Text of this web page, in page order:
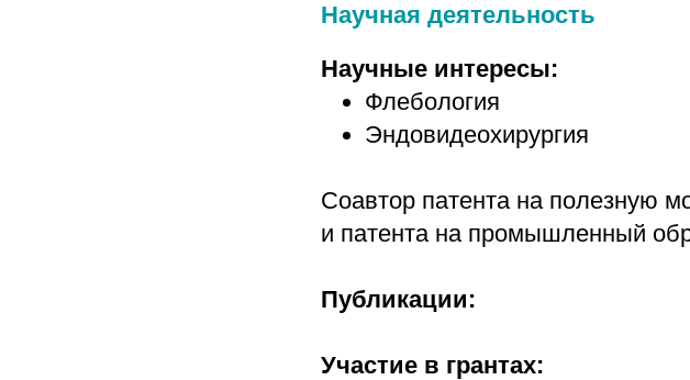
Научная деятельность
Научные интересы:
Флебология
Эндовидеохирургия
Соавтор патента на полезную
и патента на промышленный
Публикации:
Участие в грантах: